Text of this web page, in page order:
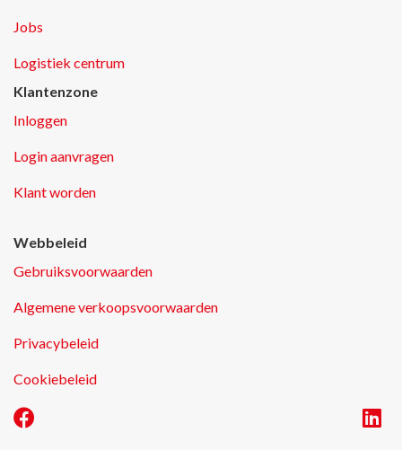
Jobs
Logistiek centrum
Klantenzone
Inloggen
Login aanvragen
Klant worden
Webbeleid
Gebruiksvoorwaarden
Algemene verkoopsvoorwaarden
Privacybeleid
Cookiebeleid